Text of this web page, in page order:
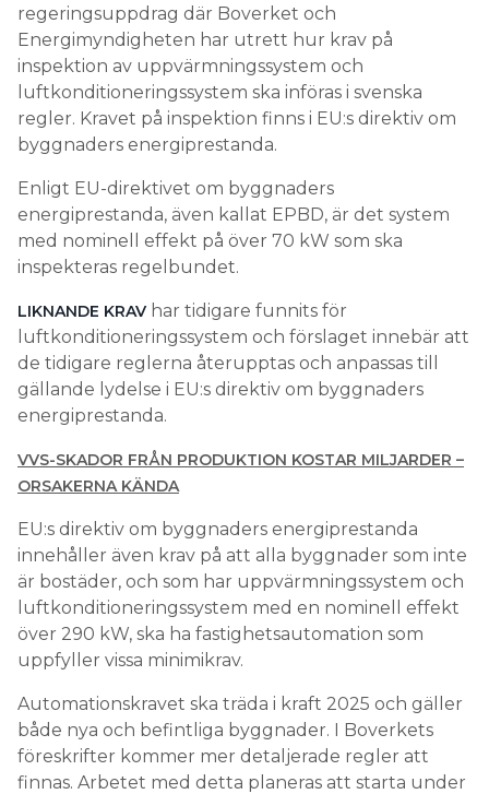
regeringsuppdrag där Boverket och
Energimyndigheten har utrett hur krav på
inspektion av uppvärmningssystem och
luftkonditioneringssystem ska införas i svenska
regler. Kravet på inspektion finns i EU:s direktiv om
byggnaders energiprestanda.
Enligt EU-direktivet om byggnaders
energiprestanda, även kallat EPBD, är det system
med nominell effekt på över 70 kW som ska
inspekteras regelbundet.
LIKNANDE KRAV har tidigare funnits för
luftkonditioneringssystem och förslaget innebär att
de tidigare reglerna återupptas och anpassas till
gällande lydelse i EU:s direktiv om byggnaders
energiprestanda.
VVS-SKADOR FRÅN PRODUKTION KOSTAR MILJARDER –
ORSAKERNA KÄNDA
EU:s direktiv om byggnaders energiprestanda
innehåller även krav på att alla byggnader som inte
är bostäder, och som har uppvärmningssystem och
luftkonditioneringssystem med en nominell effekt
över 290 kW, ska ha fastighetsautomation som
uppfyller vissa minimikrav.
Automationskravet ska träda i kraft 2025 och gäller
både nya och befintliga byggnader. I Boverkets
föreskrifter kommer mer detaljerade regler att
finnas. Arbetet med detta planeras att starta under